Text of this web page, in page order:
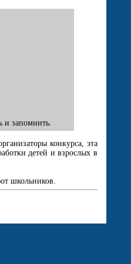
и запомнить.
конкурса, эта
детей и взрослых в
школьников.